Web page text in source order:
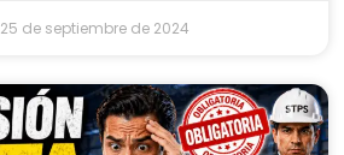
25 de septiembre de 2024